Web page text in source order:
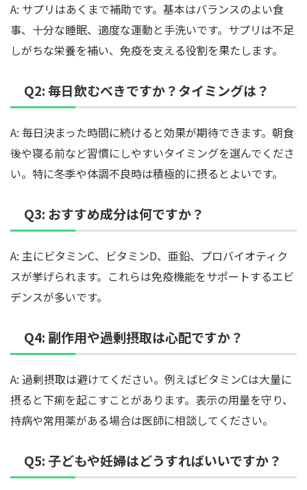
A: サプリはあくまで補助です。基本はバランスのよい食
事、十分な睡眠、適度な運動と手洗いです。サプリは不足
しがちな栄養を補い、免疫を支える役割を果たします。
Q2: 毎日飲むべきですか？タイミングは？
A: 毎日決まった時間に続けると効果が期待できます。朝食
後や寝る前など習慣にしやすいタイミングを選んでくださ
い。特に冬季や体調不良時は積極的に摂るとよいです。
Q3: おすすめ成分は何ですか？
A: 主にビタミンC、ビタミンD、亜鉛、プロバイオティク
スが挙げられます。これらは免疫機能をサポートするエビ
デンスが多いです。
Q4: 副作用や過剰摂取は心配ですか？
A: 過剰摂取は避けてください。例えばビタミンCは大量に
摂ると下痢を起こすことがあります。表示の用量を守り、
持病や常用薬がある場合は医師に相談してください。
Q5: 子どもや妊婦はどうすればいいですか？